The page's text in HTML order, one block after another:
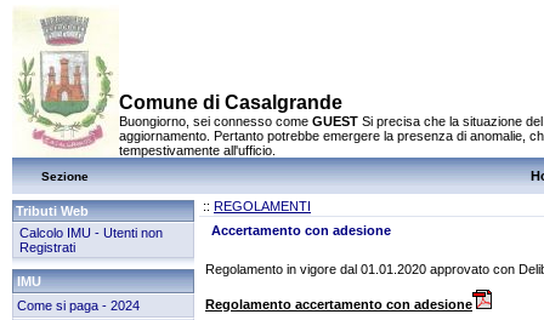
Comune di Casalgrande
Buongiorno, sei connesso come GUEST Si precisa che la situazione
aggiornamento. Pertanto potrebbe emergere la presenza di anomalie,
tempestivamente all'ufficio.
Sezione
Tributi Web
Calcolo IMU - Utenti non
Registrati
IMU
Come si paga - 2024
:: REGOLAMENTI
Accertamento con adesione
Regolamento in vigore dal 01.01.2020 approvato con
Regolamento accertamento con adesione